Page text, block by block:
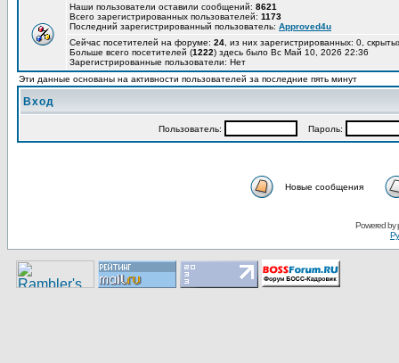
Наши пользователи оставили сообщений: 8621
Всего зарегистрированных пользователей: 1173
Последний зарегистрированный пользователь: Approved4u
Сейчас посетителей на форуме: 24 , из них зарегистрированных: 0,
Больше всего посетителей (1222) здесь было Вс Май 10, 2026 22:36
Зарегистрированные пользователи: Нет
Эти данные основаны на активности пользователей за последние пять минут
Вход
Пользoватeль: Пaрoль:
Новые сообщения
Pоwerеd by